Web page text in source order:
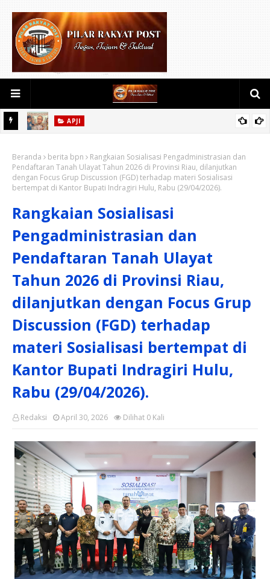
APJI
SETIA DITOLAK PINJAMAN" APJI MINTA OJK & PEMDA BERI
TOLERANSI BAGI KORBAN PINJAMAN COVID-19 & NASABAH SETIA
BANK DAERAH.
Beranda berita bpn
Rangkaian Sosialisasi Pengadministrasian dan
Pendaftaran Tanah Ulayat Tahun 2026 di Provinsi Riau, dilanjutkan
dengan Focus Grup Discussion (FGD) terhadap materi Sosialisasi
bertempat di Kantor Bupati Indragiri Hulu, Rabu (29/04/2026).
Rangkaian Sosialisasi
Pengadministrasian dan
Pendaftaran Tanah Ulayat
Tahun 2026 di Provinsi Riau,
dilanjutkan dengan Focus Grup
Discussion (FGD) terhadap
materi Sosialisasi bertempat di
Kantor Bupati Indragiri Hulu,
Rabu (29/04/2026).
Redaksi Dilihat 0 Kali
April 30, 2026